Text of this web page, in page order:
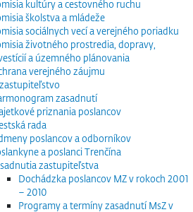
kultúry a cestovného ruchu
školstva a mládeže
sociálnych vecí a verejného poriadku
životného prostredia, dopravy,
a územného plánovania
verejného záujmu
zasadnutí
priznania poslancov
rada
poslancov a odborníkov
a poslanci Trenčína
zastupiteľstva
Dochádzka poslancov MZ v rokoch 2001
– 2010
Programy a termíny zasadnutí MsZ v